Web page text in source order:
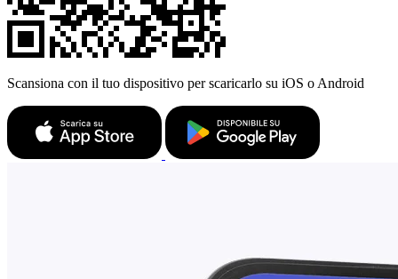
Scansiona con il tuo dispositivo per scaricarlo su iOS o Android